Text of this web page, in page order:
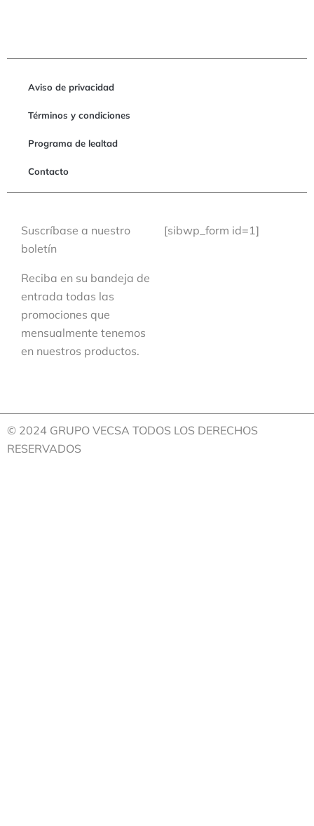
Aviso de privacidad
Términos y condiciones
Programa de lealtad
Contacto
Suscríbase a nuestro
boletín
Reciba en su bandeja de
entrada todas las
promociones que
mensualmente tenemos
en nuestros productos.
[sibwp_form id=1]
© 2024 GRUPO VECSA TODOS LOS DERECHOS
RESERVADOS